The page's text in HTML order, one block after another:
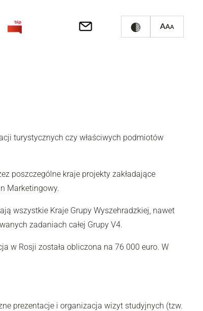
turystycznych czy właściwych podmiotów
poszczególne kraje projekty zakładające
Marketingowy.
wszystkie Kraje Grupy Wyszehradzkiej, nawet
zadaniach całej Grupy V4.
w Rosji została obliczona na 76 000 euro. W
prezentacje i organizacja wizyt studyjnych (tzw.